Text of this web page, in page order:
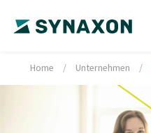
Home / Unternehmen /